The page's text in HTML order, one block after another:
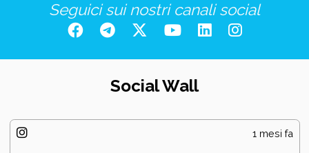
Seguici sui nostri canali social
Social Wall
1 mesi fa